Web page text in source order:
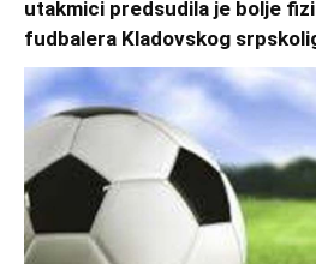
utakmici predsudila je bolje
fudbalera Kladovskog